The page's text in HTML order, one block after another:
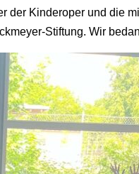
der Kinderoper und die
Stiftung. Wir